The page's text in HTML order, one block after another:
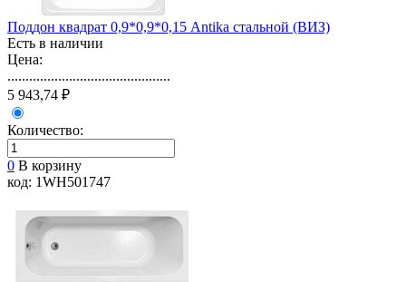
Поддон квадрат 0,9*0,9*0,15 Antika стальной (ВИЗ)
Есть в наличии
Цена:
.............................................
5 943,74 ₽
Количество:
0 В корзину
код: 1WH501747